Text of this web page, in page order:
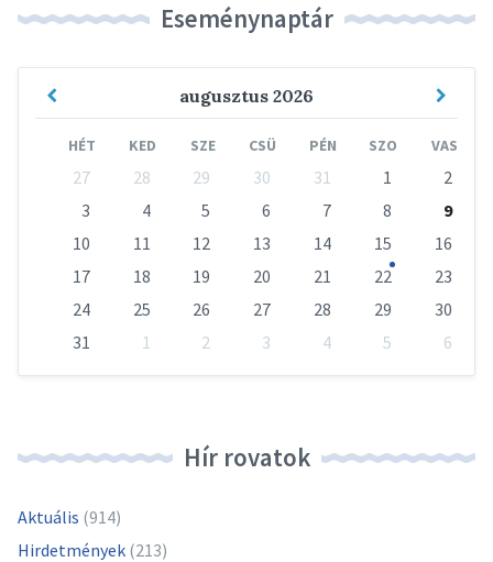
Eseménynaptár
augusztus 2026
Previous
HÉT KED SZE CSÜ PÉN SZO VAS
calendar
27 28 29 30 31 1
2
3
4 5 6 7 8
9
10
11 12 13 14 15
16
17
18 19 20 21 22
23
24
25 26 27 28 29
30
31
1 2 3 4 5
6
Hír rovatok
Aktuális (914)
Hirdetmények (213)